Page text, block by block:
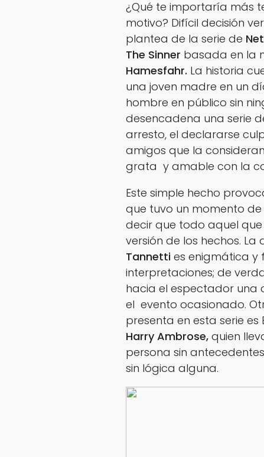
¿Qué te importaría más
motivo? Difícil decisión
plantea de la serie de
The Sinner basada en la
Hamesfahr. La historia
una joven madre en un
hombre en público sin
desencadena una serie
arresto, el declararse
amigos que la
grata y amable con la
Este simple hecho
que tuvo un momento de
decir que todo aquel
versión de los hechos. La
Tannetti es enigmática y
interpretaciones; de
hacia el espectador
el evento ocasionado.
presenta en esta serie es
Harry Ambrose, quien
persona sin
sin lógica alguna.